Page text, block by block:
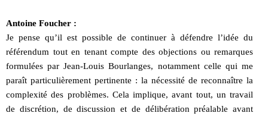
Antoine Foucher :
Je pense qu’il est possible de continuer à défendre l’idée du
référendum tout en tenant compte des objections ou remarques
formulées par Jean-Louis Bourlanges, notamment celle qui me
paraît particulièrement pertinente : la nécessité de reconnaître la
complexité des problèmes. Cela implique, avant tout, un travail
de discrétion, de discussion et de délibération préalable avant